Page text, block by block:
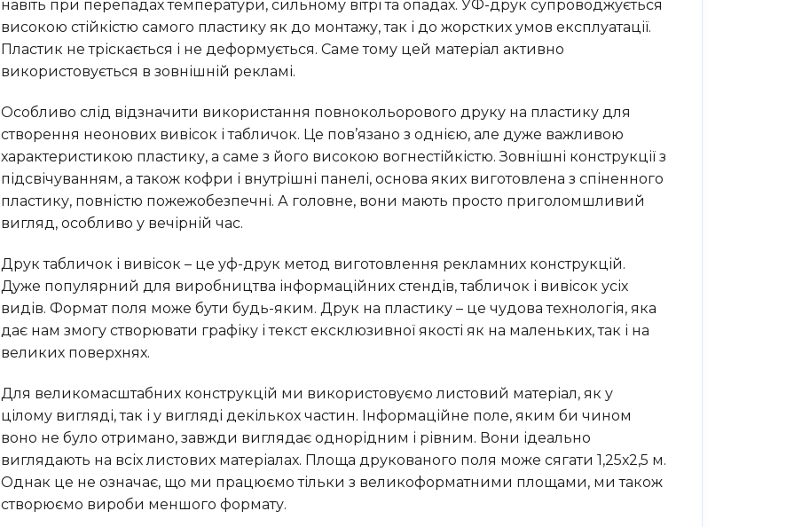
навіть при перепадах температури, сильному вітрі та опадах. УФ-друк супроводжується
високою стійкістю самого пластику як до монтажу, так і до жорстких умов експлуатації.
Пластик не тріскається і не деформується. Саме тому цей матеріал активно
використовується в зовнішній рекламі.
Особливо слід відзначити використання повнокольорового друку на пластику для
створення неонових вивісок і табличок. Це пов’язано з однією, але дуже важливою
характеристикою пластику, а саме з його високою вогнестійкістю. Зовнішні конструкції з
підсвічуванням, а також кофри і внутрішні панелі, основа яких виготовлена з спіненного
пластику, повністю пожежобезпечні. А головне, вони мають просто приголомшливий
вигляд, особливо у вечірній час.
Друк табличок і вивісок – це уф-друк метод виготовлення рекламних конструкцій.
Дуже популярний для виробництва інформаційних стендів, табличок і вивісок усіх
видів. Формат поля може бути будь-яким. Друк на пластику – це чудова технологія, яка
дає нам змогу створювати графіку і текст ексклюзивної якості як на маленьких, так і на
великих поверхнях.
Для великомасштабних конструкцій ми використовуємо листовий матеріал, як у
цілому вигляді, так і у вигляді декількох частин. Інформаційне поле, яким би чином
воно не було отримано, завжди виглядає однорідним і рівним. Вони ідеально
виглядають на всіх листових матеріалах. Площа друкованого поля може сягати 1,25х2,5 м.
Однак це не означає, що ми працюємо тільки з великоформатними площами, ми також
створюємо вироби меншого формату.